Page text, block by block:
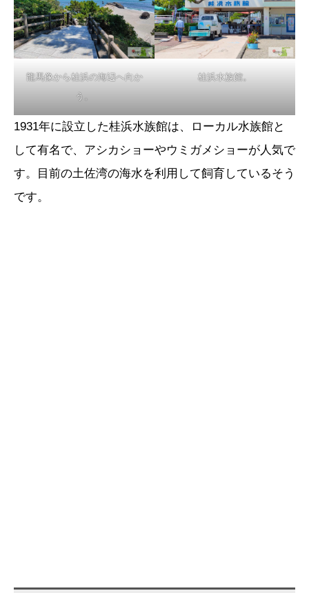
龍馬像から桂浜の海辺へ向か
う。
桂浜水族館。
1931年に設立した桂浜水族館は、ローカル水族館と
して有名で、アシカショーやウミガメショーが人気で
す。目前の土佐湾の海水を利用して飼育しているそう
です。